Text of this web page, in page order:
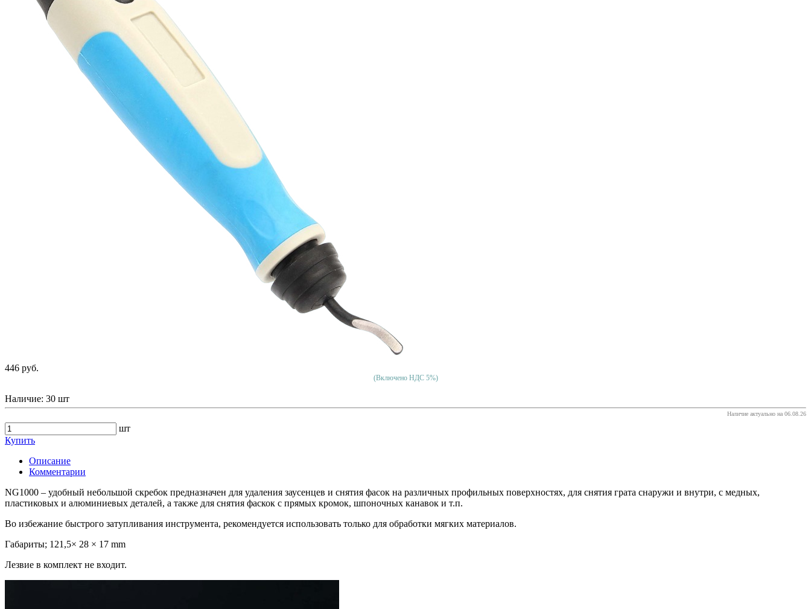
446 руб.
(Включено НДС 5%)
Наличие: 30 шт
Наличие актуально на 06.08.26
шт
Купить
Описание
Комментарии
NG1000 – удобный небольшой скребок предназначен для удаления заусенцев и снятия фасок на различных профильных поверхностях, для снятия грата снаружи и внутри, с медных,
пластиковых и алюминиевых деталей, а также для снятия фаскок с прямых кромок, шпоночных канавок и т.п.
Во избежание быстрого затупливания инструмента, рекомендуется использовать только для обработки мягких материалов.
Габариты; 121,5× 28 × 17 mm
Лезвие в комплект не входит.